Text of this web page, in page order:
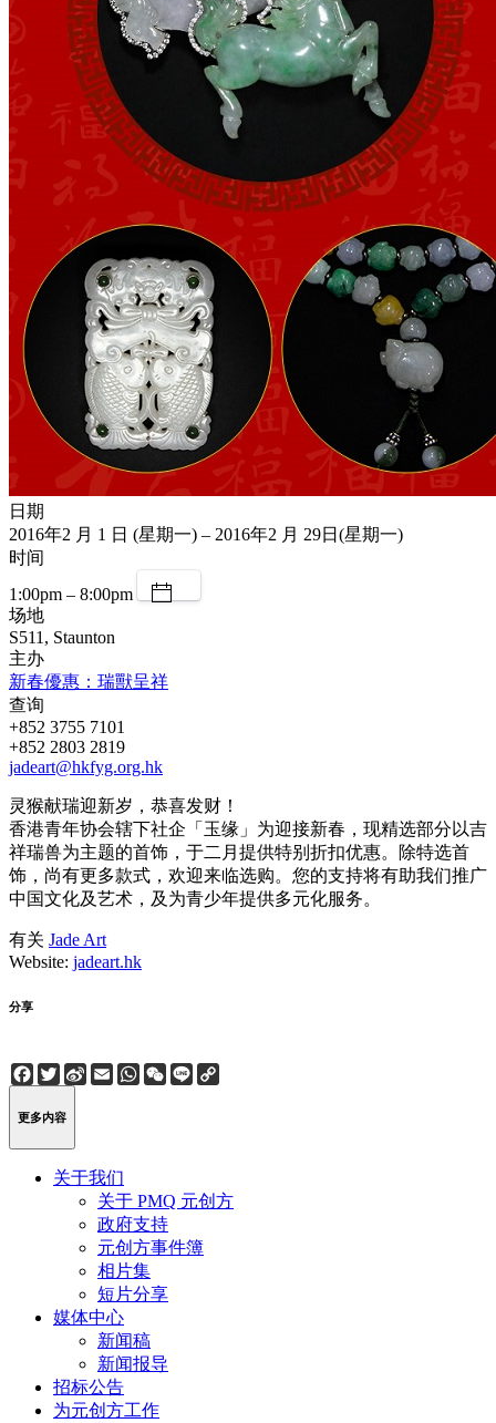
日期
2016年2 月 1 日 (星期一) – 2016年2 月 29日(星期一)
时间
1:00pm – 8:00pm
场地
S511, Staunton
主办
新春優惠：瑞獸呈祥
查询
+852 3755 7101
+852 2803 2819
jadeart@hkfyg.org.hk
灵猴献瑞迎新岁，恭喜发财！
香港青年协会辖下社企「玉缘」为迎接新春，现精选部分以吉
祥瑞兽为主题的首饰，于二月提供特别折扣优惠。除特选首
饰，尚有更多款式，欢迎来临选购。您的支持将有助我们推广
中国文化及艺术，及为青少年提供多元化服务。
有关 Jade Art
Website: jadeart.hk
分享
Facebook
Twitter
Sina
Weibo
EmailWhatsApp
WeChat
Line
更多内容
关于我们
关于 PMQ 元创方
政府支持
元创方事件簿
相片集
短片分享
媒体中心
新闻稿
新闻报导
招标公告
为元创方工作